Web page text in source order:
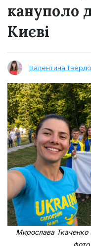
кануполо
Києві
Валентина
Мирослава
фото